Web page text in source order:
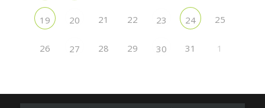
19 20 21 22 23 24 25
26 27 28 29 30 31 1